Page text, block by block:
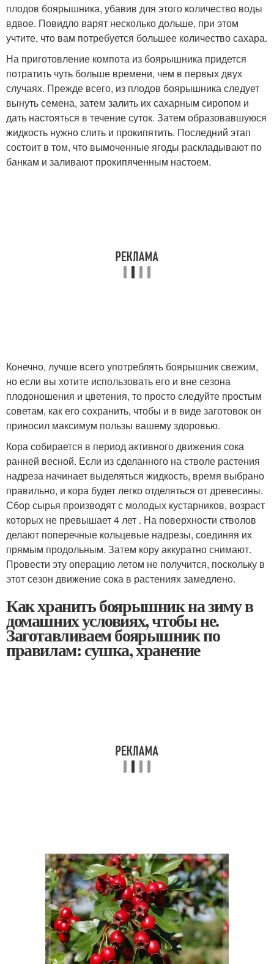
плодов боярышника, убавив для этого количество воды
вдвое. Повидло варят несколько дольше, при этом
учтите, что вам потребуется большее количество сахара.
На приготовление компота из боярышника придется
потратить чуть больше времени, чем в первых двух
случаях. Прежде всего, из плодов боярышника следует
вынуть семена, затем залить их сахарным сиропом и
дать настояться в течение суток. Затем образовавшуюся
жидкость нужно слить и прокипятить. Последний этап
состоит в том, что вымоченные ягоды раскладывают по
банкам и заливают прокипяченным настоем.
Конечно, лучше всего употреблять боярышник свежим,
но если вы хотите использовать его и вне сезона
плодоношения и цветения, то просто следуйте простым
советам, как его сохранить, чтобы и в виде заготовок он
приносил максимум пользы вашему здоровью.
Кора собирается в период активного движения сока
ранней весной. Если из сделанного на стволе растения
надреза начинает выделяться жидкость, время выбрано
правильно, и кора будет легко отделяться от древесины.
Сбор сырья производят с молодых кустарников, возраст
которых не превышает 4 лет . На поверхности стволов
делают поперечные кольцевые надрезы, соединяя их
прямым продольным. Затем кору аккуратно снимают.
Провести эту операцию летом не получится, поскольку в
этот сезон движение сока в растениях замедлено.
Как хранить боярышник на зиму в
домашних условиях, чтобы не.
Заготавливаем боярышник по
правилам: сушка, хранение